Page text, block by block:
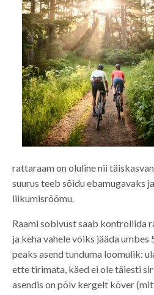
rattaraam on oluline nii
suurus teeb sõidu ebamugavaks
liikumisrõõmu.
Raami sobivust saab kontrollida
ja keha vahele võiks jääda umbes
peaks asend tunduma loomulik:
ette tirimata, käed ei ole täiesti
asendis on põlv kergelt kõver